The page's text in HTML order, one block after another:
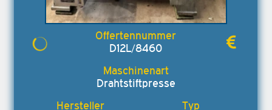
D12L/8460
Drahtstiftpresse